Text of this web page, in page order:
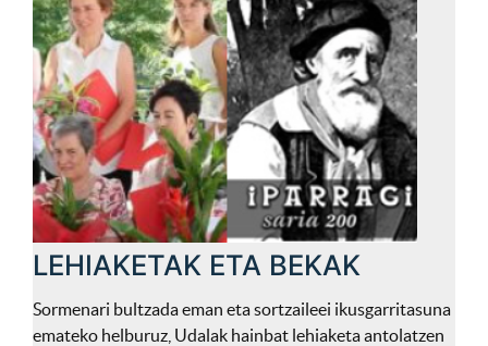
LEHIAKETAK ETA BEKAK
Sormenari bultzada eman eta sortzaileei ikusgarritasuna
emateko helburuz, Udalak hainbat lehiaketa antolatzen